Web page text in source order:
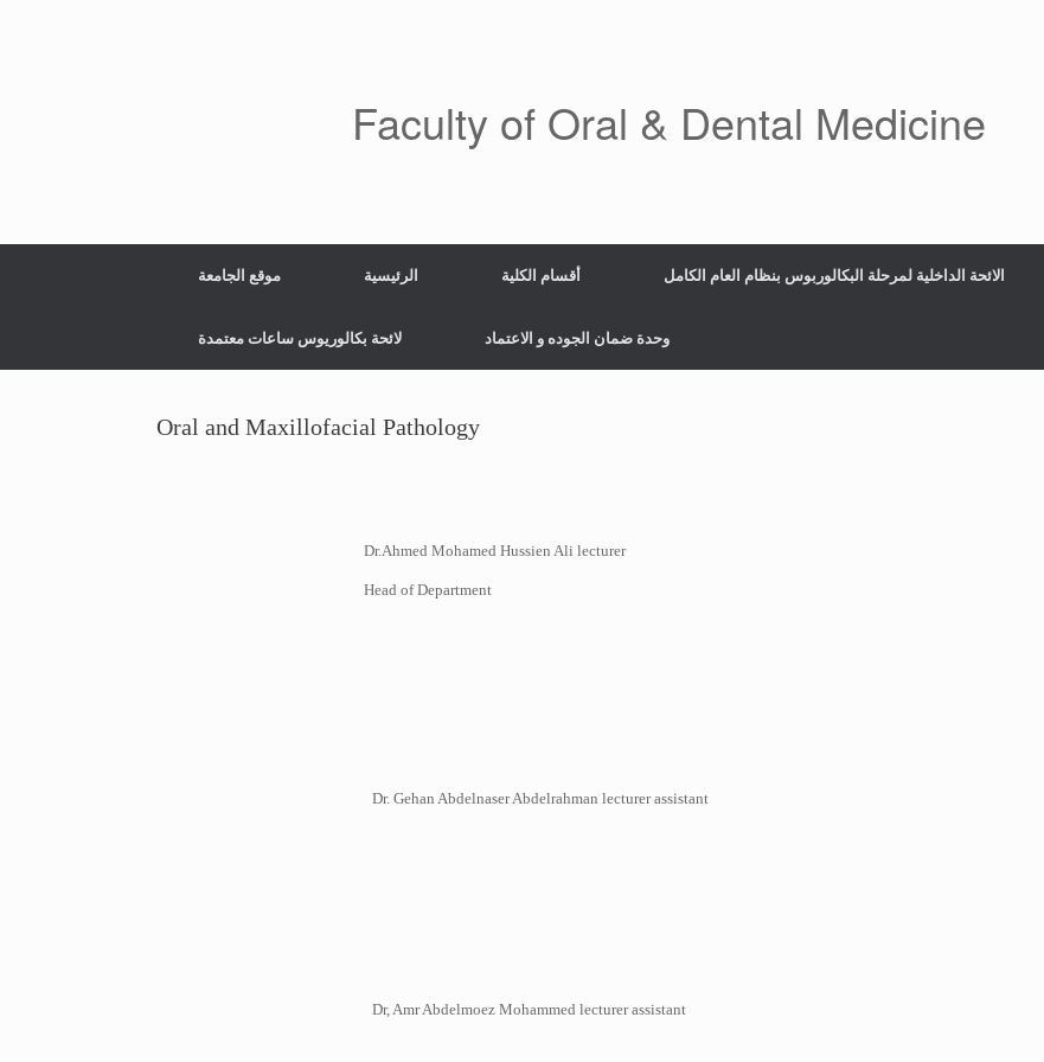
Faculty of Oral & Dental Medicine
موقع الجامعة الرئيسية أقسام الكلية الائحة الداخلية لمرحلة البكالوربوس بنظام العام الكامل
لائحة بكالوريوس ساعات معتمدة وحدة ضمان الجوده و الاعتماد
Oral and Maxillofacial Pathology
Dr.Ahmed Mohamed Hussien Ali lecturer
Head of Department
Dr. Gehan Abdelnaser Abdelrahman lecturer assistant
Dr, Amr Abdelmoez Mohammed lecturer assistant